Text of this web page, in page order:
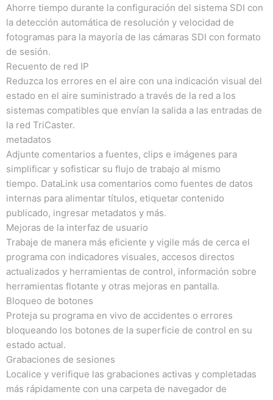
Ahorre tiempo durante la configuración del sistema SDI con
la detección automática de resolución y velocidad de
fotogramas para la mayoría de las cámaras SDI con formato
de sesión.
Recuento de red IP
Reduzca los errores en el aire con una indicación visual del
estado en el aire suministrado a través de la red a los
sistemas compatibles que envían la salida a las entradas de
la red TriCaster.
metadatos
Adjunte comentarios a fuentes, clips e imágenes para
simplificar y sofisticar su flujo de trabajo al mismo
tiempo. DataLink usa comentarios como fuentes de datos
internas para alimentar títulos, etiquetar contenido
publicado, ingresar metadatos y más.
Mejoras de la interfaz de usuario
Trabaje de manera más eficiente y vigile más de cerca el
programa con indicadores visuales, accesos directos
actualizados y herramientas de control, información sobre
herramientas flotante y otras mejoras en pantalla.
Bloqueo de botones
Proteja su programa en vivo de accidentes o errores
bloqueando los botones de la superficie de control en su
estado actual.
Grabaciones de sesiones
Localice y verifique las grabaciones activas y completadas
más rápidamente con una carpeta de navegador de